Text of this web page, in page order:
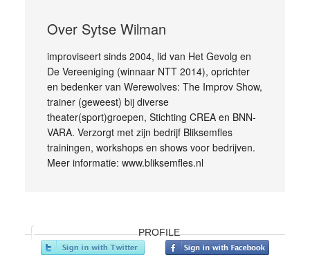
Over Sytse Wilman
improviseert sinds 2004, lid van Het Gevolg en
De Vereeniging (winnaar NTT 2014), oprichter
en bedenker van Werewolves: The Improv Show,
trainer (geweest) bij diverse
theater(sport)groepen, Stichting CREA en BNN-
VARA. Verzorgt met zijn bedrijf Bliksemfles
trainingen, workshops en shows voor bedrijven.
Meer informatie: www.bliksemfles.nl
PROFILE